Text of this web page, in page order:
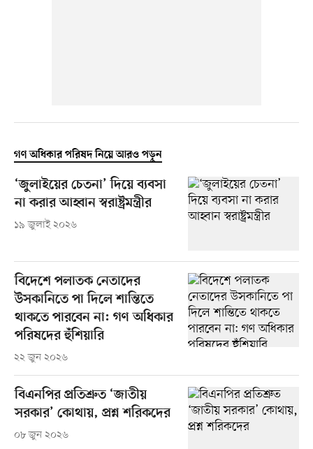
গণ অধিকার পরিষদ নিয়ে আরও পড়ুন
‘জুলাইয়ের চেতনা’ দিয়ে ব্যবসা
না করার আহ্বান স্বরাষ্ট্রমন্ত্রীর
১৯ জুলাই ২০২৬
বিদেশে পলাতক নেতাদের
উসকানিতে পা দিলে শান্তিতে
থাকতে পারবেন না: গণ অধিকার
পরিষদের হুঁশিয়ারি
২২ জুন ২০২৬
বিএনপির প্রতিশ্রুত ‘জাতীয়
সরকার’ কোথায়, প্রশ্ন শরিকদের
০৮ জুন ২০২৬